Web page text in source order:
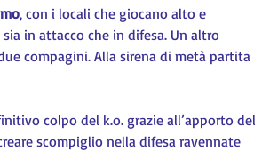
, con i locali che giocano alto e
in attacco che in difesa. Un altro
compagini. Alla sirena di metà partita
colpo del k.o. grazie all’apporto del
scompiglio nella difesa ravennate